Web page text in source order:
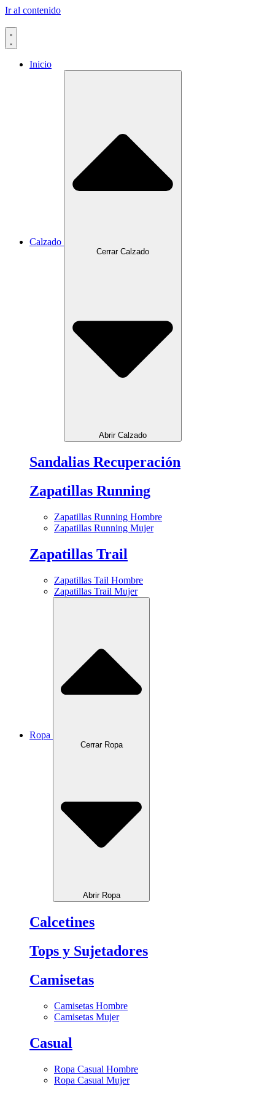
Ir al contenido
Inicio
Calzado
Cerrar Calzado
Abrir Calzado
Sandalias Recuperación
Zapatillas Running
Zapatillas Running Hombre
Zapatillas Running Mujer
Zapatillas Trail
Zapatillas Tail Hombre
Zapatillas Trail Mujer
Ropa
Cerrar Ropa
Abrir Ropa
Calcetines
Tops y Sujetadores
Camisetas
Camisetas Hombre
Camisetas Mujer
Casual
Ropa Casual Hombre
Ropa Casual Mujer